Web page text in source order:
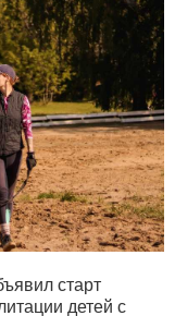
старт
детей с